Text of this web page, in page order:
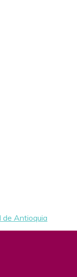
de Antioquia